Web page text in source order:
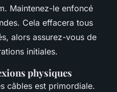
Maintenez-le enfoncé
Cela effacera tous
alors assurez-vous de
initiales.
physiques
câbles est primordiale.